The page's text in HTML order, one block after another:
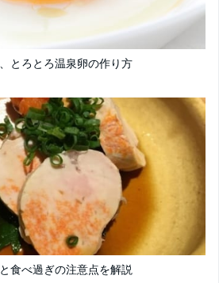
とろとろ温泉卵の作り方
食べ過ぎの注意点を解説